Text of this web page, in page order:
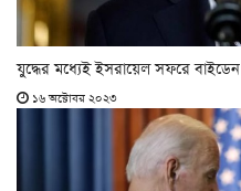
যুদ্ধের মধ্যেই ইসরায়েল সফরে বাইডেন
১৬ অক্টোবর ২০২৩